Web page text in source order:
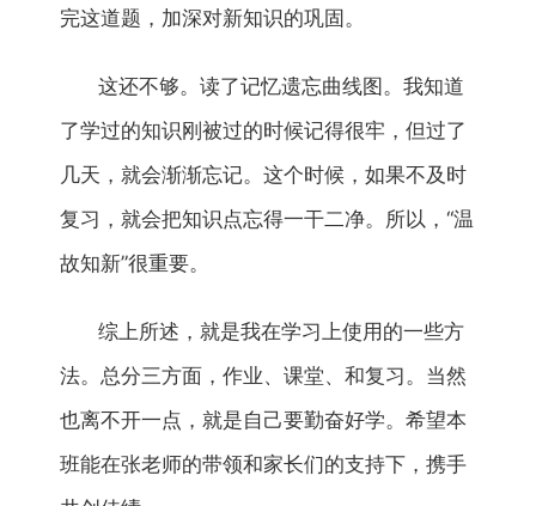
完这道题，加深对新知识的巩固。
这还不够。读了记忆遗忘曲线图。我知道
了学过的知识刚被过的时候记得很牢，但过了
几天，就会渐渐忘记。这个时候，如果不及时
复习，就会把知识点忘得一干二净。所以，“温
故知新”很重要。
综上所述，就是我在学习上使用的一些方
法。总分三方面，作业、课堂、和复习。当然
也离不开一点，就是自己要勤奋好学。希望本
班能在张老师的带领和家长们的支持下，携手